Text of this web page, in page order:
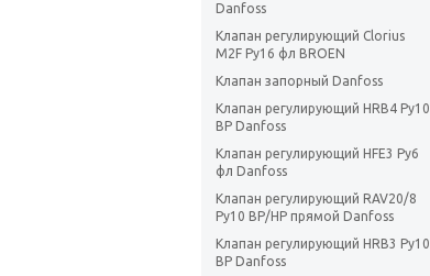
Danfoss
Клапан регулирующий Clorius
M2F Ру16 фл BROEN
Клапан запорный Danfoss
Клапан регулирующий HRB4 Ру10
ВР Danfoss
Клапан регулирующий HFE3 Ру6
фл Danfoss
Клапан регулирующий RAV20/8
Ру10 ВР/НР прямой Danfoss
Клапан регулирующий HRB3 Ру10
ВР Danfoss